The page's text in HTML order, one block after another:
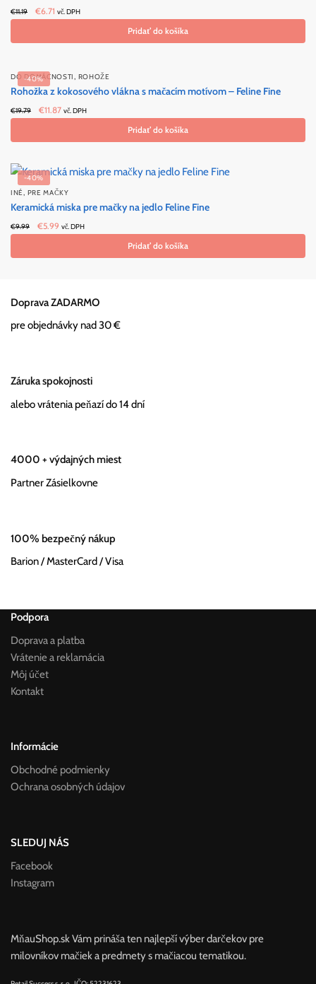
€11.19
Original
price
€6.71 Current
price
vč. DPH
Pridať do košíka
-40%
DO DOMÁCNOSTI, ROHOŽE
Rohožka z kokosového vlákna s mačacím motívom – Feline Fine
€19.79
Original
price
€11.87Current
price
vč. DPH
Pridať do košíka
-40%
INÉ, PRE MAČKY
Keramická miska pre mačky na jedlo Feline Fine
€9.99
Original
price
€5.99 Current
price
vč. DPH
Pridať do košíka
Doprava ZADARMO
pre objednávky nad 30 €
Záruka spokojnosti
alebo vrátenia peňazí do 14 dní
4000 + výdajných miest
Partner Zásielkovne
100% bezpečný nákup
Barion / MasterCard / Visa
Podpora
Doprava a platba
Vrátenie a reklamácia
Môj účet
Kontakt
Informácie
Obchodné podmienky
Ochrana osobných údajov
SLEDUJ NÁS
Facebook
Instagram
MňauShop.sk Vám prináša ten najlepší výber darčekov pre
milovníkov mačiek a predmety s mačiacou tematikou.